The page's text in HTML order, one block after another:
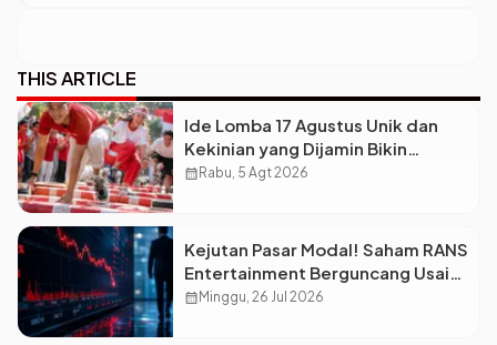
THIS ARTICLE
Ide Lomba 17 Agustus Unik dan
Kekinian yang Dijamin Bikin
Suasana Makin Pecah
calendar_month Rabu, 5 Agt 2026
Kejutan Pasar Modal! Saham RANS
Entertainment Berguncang Usai
Petinggi Mengundurkan Diri
calendar_month Minggu, 26 Jul 2026